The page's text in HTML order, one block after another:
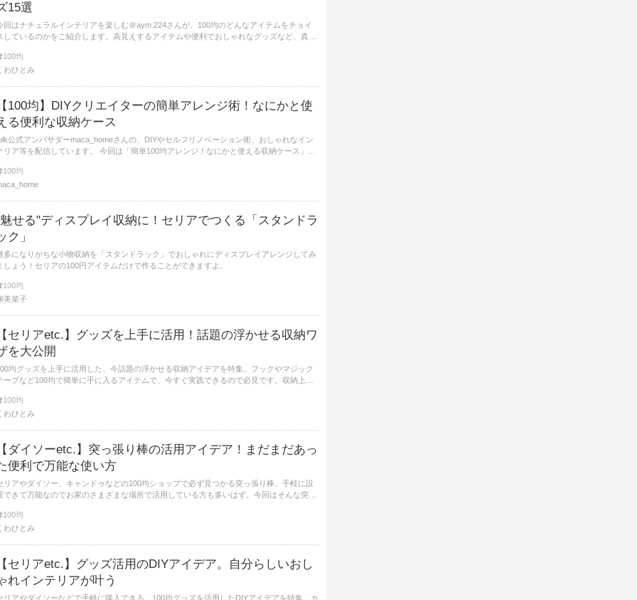
15選
回はナチュラルインテリアを楽しむ＠aym.224さんが、100均のどんなアイテムをチョイ
しているのかをご紹介します。高見えするアイテムや便利でおしゃれなグッズなど、真似
100均
わひとみ
100均】DIYクリエイターの簡単アレンジ術！なにかと使
る便利な収納ケース
公式アンバサダーmaca_homeさんの、DIYやセルフリノベーション術、おしゃれなイン
リア等を配信しています。 今回は「簡単100均アレンジ！なにかと使える収納ケース」を
100均
せる"ディスプレイ収納に！セリアでつくる「スタンドラ
ク」
多になりがちな小物収納を「スタンドラック」でおしゃれにディスプレイアレンジしてみ
しょう！セリアの100円アイテムだけで作ることができますよ。
100均
美菜子
セリアetc.】グッズを上手に活用！話題の浮かせる収納ワ
を大公開
均グッズを上手に活用した、今話題の浮かせる収納アイデアを特集。フックやマジック
ープなど100均で簡単に手に入るアイテムで、今すぐ実践できるので必見です。収納上手
100均
わひとみ
ダイソーetc.】突っ張り棒の活用アイデア！まだまだあっ
便利で万能な使い方
リアやダイソー、キャンドゥなどの100均ショップで必ず見つかる突っ張り棒。手軽に設
できて万能なのでお家のさまざまな場所で活用している方も多いはず。今回はそんな突っ
100均
わひとみ
セリアetc.】グッズ活用のDIYアイデア。自分らしいおし
れインテリアが叶う
リアやダイソーなどで手軽に購入できる、100均グッズを活用したDIYアイデアを特集。カ